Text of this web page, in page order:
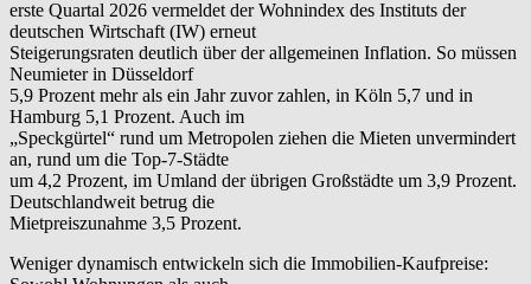
erste Quartal 2026 vermeldet der Wohnindex des Instituts der
deutschen Wirtschaft (IW) erneut
Steigerungsraten deutlich über der allgemeinen Inflation. So müssen
Neumieter in Düsseldorf
5,9 Prozent mehr als ein Jahr zuvor zahlen, in Köln 5,7 und in
Hamburg 5,1 Prozent. Auch im
„Speckgürtel“ rund um Metropolen ziehen die Mieten unvermindert
an, rund um die Top-7-Städte
um 4,2 Prozent, im Umland der übrigen Großstädte um 3,9 Prozent.
Deutschlandweit betrug die
Mietpreiszunahme 3,5 Prozent.
Weniger dynamisch entwickeln sich die Immobilien-Kaufpreise: